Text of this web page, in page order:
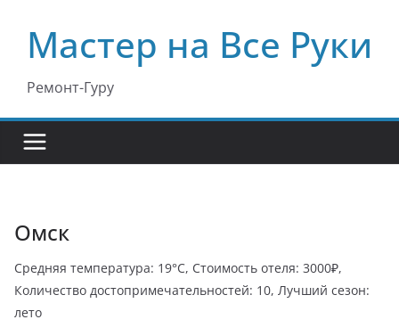
содержимому
Мастер на Все Руки
Ремонт-Гуру
Омск
Средняя температура: 19°C, Стоимость отеля: 3000₽,
Количество достопримечательностей: 10, Лучший сезон:
лето